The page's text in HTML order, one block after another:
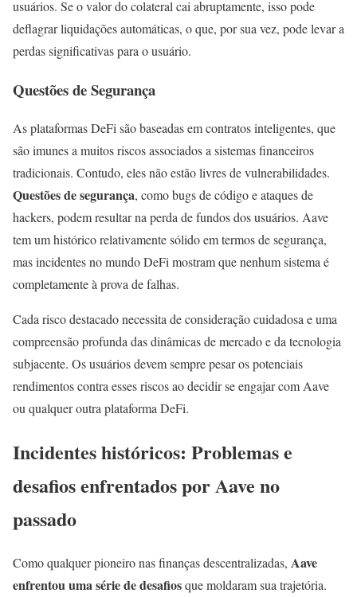
usuários. Se o valor do colateral cai abruptamente, isso pode
deflagrar liquidações automáticas, o que, por sua vez, pode levar a
perdas significativas para o usuário.
Questões de Segurança
As plataformas DeFi são baseadas em contratos inteligentes, que
são imunes a muitos riscos associados a sistemas financeiros
tradicionais. Contudo, eles não estão livres de vulnerabilidades.
Questões de segurança, como bugs de código e ataques de
hackers, podem resultar na perda de fundos dos usuários. Aave
tem um histórico relativamente sólido em termos de segurança,
mas incidentes no mundo DeFi mostram que nenhum sistema é
completamente à prova de falhas.
Cada risco destacado necessita de consideração cuidadosa e uma
compreensão profunda das dinâmicas de mercado e da tecnologia
subjacente. Os usuários devem sempre pesar os potenciais
rendimentos contra esses riscos ao decidir se engajar com Aave
ou qualquer outra plataforma DeFi.
Incidentes históricos: Problemas e
desafios enfrentados por Aave no
passado
Como qualquer pioneiro nas finanças descentralizadas, Aave
enfrentou uma série de desafiosque moldaram sua trajetória.